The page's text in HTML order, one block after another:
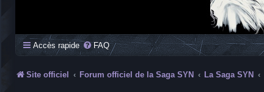
Accès rapide FAQ
Site officiel Forum officiel de la Saga SYN La Saga SYN